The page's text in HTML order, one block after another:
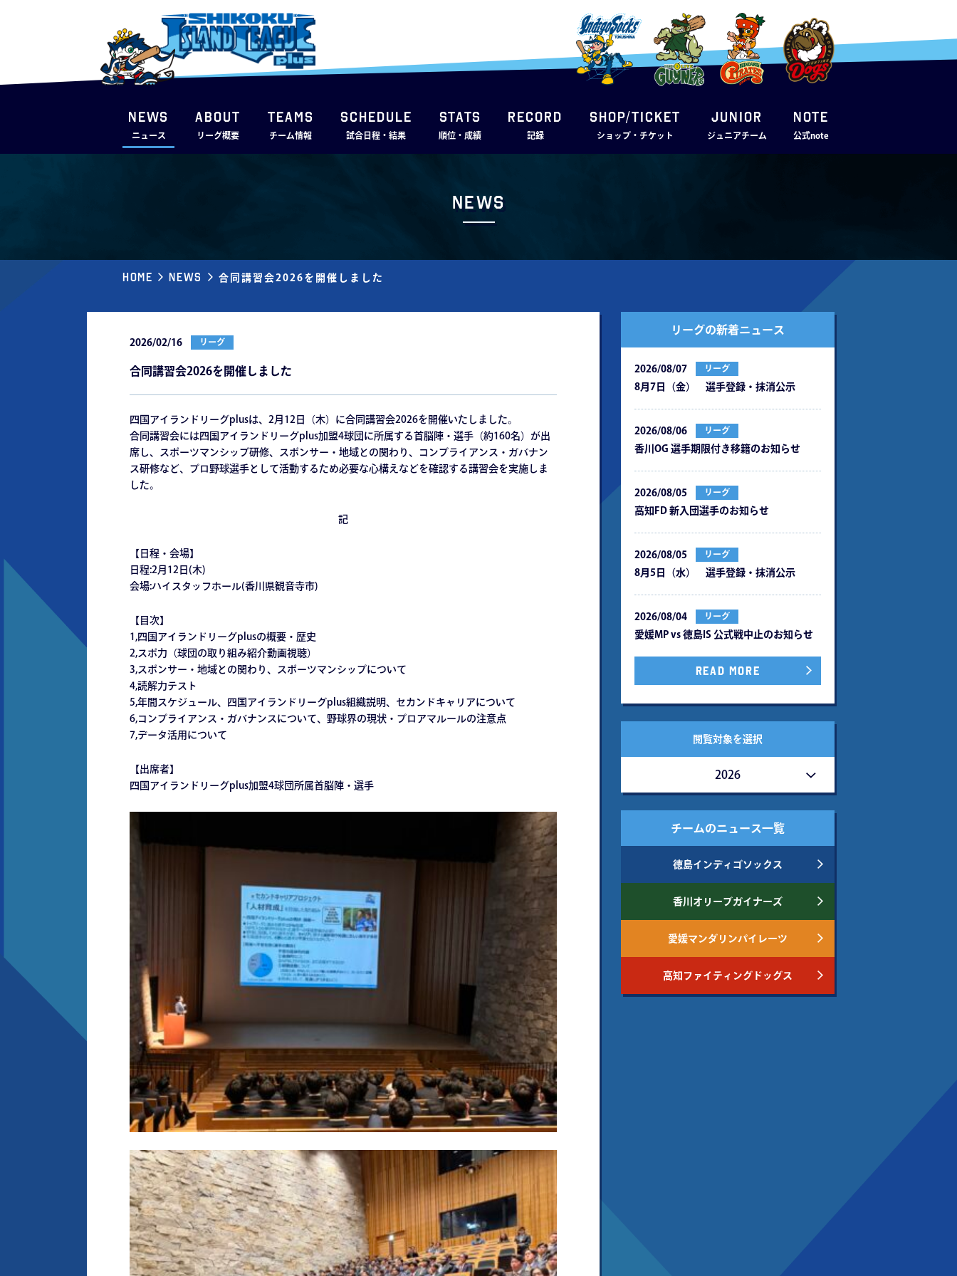
NEWS
ニュース
ABOUT
リーグ概要
TEAMS
チーム情報
SCHEDULE
試合日程・結果
STATS
順位・成績
RECORD
記録
SHOP/TICKET
ショップ・チケット
JUNIOR
ジュニアチーム
note
公式note
News
Home News 合同講習会2026を開催しました
2026/02/16 リーグ
合同講習会2026を開催しました
四国アイランドリーグplusは、2⽉12⽇（⽊）に合同講習会2026を開催いたしました。
合同講習会には四国アイランドリーグplus加盟4球団に所属する⾸脳陣・選⼿（約160名）が出
席し、スポーツマンシップ研修、スポンサー・地域との関わり、コンプライアンス・ガバナン
ス研修など、プロ野球選⼿として活動するため必要な⼼構えなどを確認する講習会を実施しま
した。
記
【⽇程・会場】
⽇程:2⽉12⽇(⽊)
会場:ハイスタッフホール(⾹川県観⾳寺市)
【⽬次】
1,四国アイランドリーグplusの概要・歴史
2,スポ⼒（球団の取り組み紹介動画視聴）
3,スポンサー・地域との関わり、スポーツマンシップについて
4,読解⼒テスト
5,年間スケジュール、四国アイランドリーグplus組織説明、セカンドキャリアについて
6,コンプライアンス・ガバナンスについて、野球界の現状・プロアマルールの注意点
7,データ活⽤について
【出席者】
四国アイランドリーグplus加盟4球団所属⾸脳陣・選⼿
リーグの新着ニュース
2026/08/07 リーグ
8月7日（金） 選手登録・抹消公示
2026/08/06 リーグ
⾹川OG 選⼿期限付き移籍のお知らせ
2026/08/05 リーグ
⾼知FD 新⼊団選⼿のお知らせ
2026/08/05 リーグ
8月5日（水） 選手登録・抹消公示
2026/08/04 リーグ
愛媛MP vs 徳島IS 公式戦中⽌のお知らせ
READ MORE
閲覧対象を選択
2026
チームのニュース一覧
徳島インディゴソックス
香川オリーブガイナーズ
愛媛マンダリンパイレーツ
高知ファイティングドッグス